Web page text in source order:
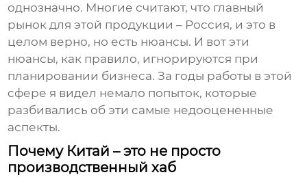
однозначно. Многие считают, что главный
рынок для этой продукции – Россия, и это в
целом верно, но есть нюансы. И вот эти
нюансы, как правило, игнорируются при
планировании бизнеса. За годы работы в этой
сфере я видел немало попыток, которые
разбивались об эти самые недооцененные
аспекты.
Почему Китай – это не просто
производственный хаб